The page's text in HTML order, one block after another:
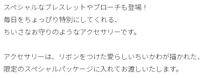
スペシャルなブレスレットやブローチも登場！
毎日をちょっぴり特別にしてくれる、
ちいさなお守りのようなアクセサリーです。
アクセサリーは、リボンをつけた愛らしいちいかわが描かれた、
限定のスペシャルパッケージに入れてお渡しいたします。